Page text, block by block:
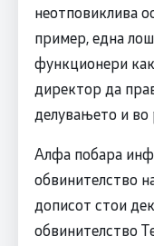
неотповиклива
пример, една
функционери
директор да
делувањето и во
Алфа побара
обвинителство
дописот стои
обвинителство